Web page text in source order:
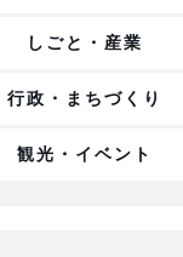
しごと・産業
行政・まちづくり
観光・イベント